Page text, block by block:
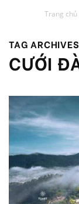
Trang chủ
TAG
CƯỚI